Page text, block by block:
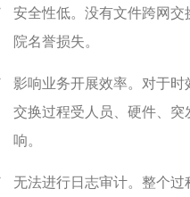
安全性低。没有文件跨网
院名誉损失。
影响业务开展效率。对于
交换过程受人员、硬件、
响。
无法进行日志审计。整个